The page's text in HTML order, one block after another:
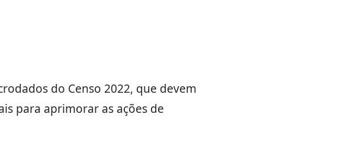
do Censo 2022, que devem
para aprimorar as ações de